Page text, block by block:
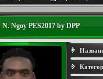
N. Ngoy PES2017 by DPP